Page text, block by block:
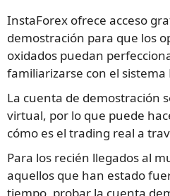
InstaForex ofrece acceso
demostración para que los
oxidados puedan
familiarizarse con el sistema
La cuenta de demostración
virtual, por lo que puede
cómo es el trading real a
Para los recién llegados al
aquellos que han estado